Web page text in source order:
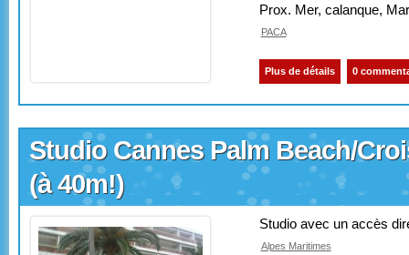
Prox. Mer, calanque,
PACA
Plus de détails 0
Studio Cannes Palm Beach/
(à 40m!)
Studio avec un accès
Alpes Maritimes